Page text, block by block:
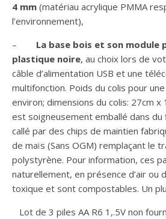
4 mm (matériau acrylique PMMA
l’environnement),
– La base bois et son module
plastique noire, au choix lors de
câble d’alimentation USB et une
multifonction. Poids du colis pour
environ; dimensions du colis: 27cm
est soigneusement emballé dans
callé par des chips de maintien
de maïs (Sans OGM) remplaçant le
polystyrène. Pour information, ces
naturellement, en présence d’air ou
toxique et sont compostables. Un
Lot de 3 piles AA R6 1,.5V non